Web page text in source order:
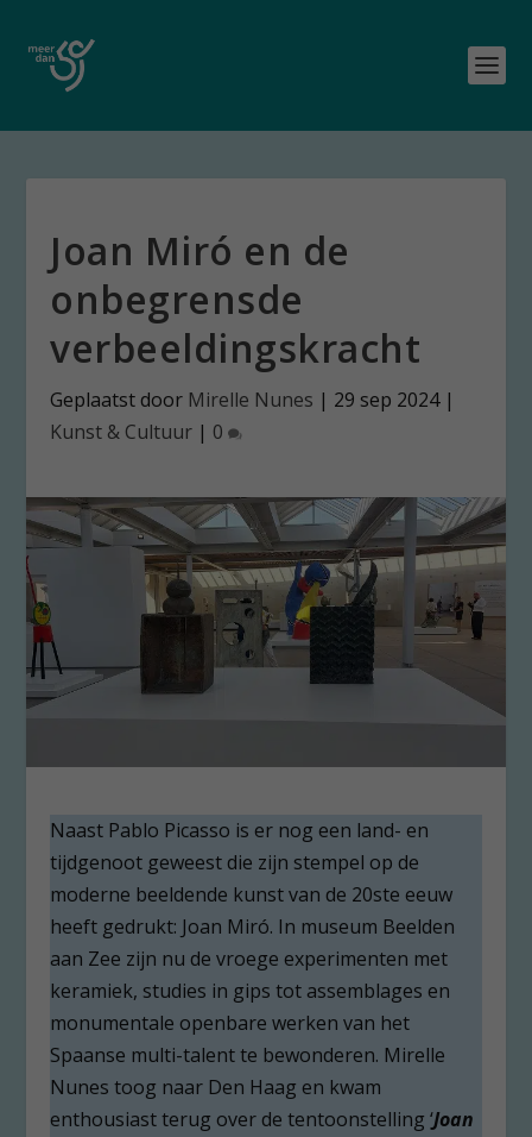
Joan Miró en de
onbegrensde
verbeeldingskracht
Geplaatst door Mirelle Nunes | 29 sep 2024|
Kunst & Cultuur | 0
Naast Pablo Picasso is er nog een land- en
tijdgenoot geweest die zijn stempel op de
moderne beeldende kunst van de 20ste eeuw
heeft gedrukt: Joan Miró. In museum Beelden
aan Zee zijn nu de vroege experimenten met
keramiek, studies in gips tot assemblages en
monumentale openbare werken van het
Spaanse multi-talent te bewonderen. Mirelle
Nunes toog naar Den Haag en kwam
enthousiast terug over de tentoonstelling ‘Joan